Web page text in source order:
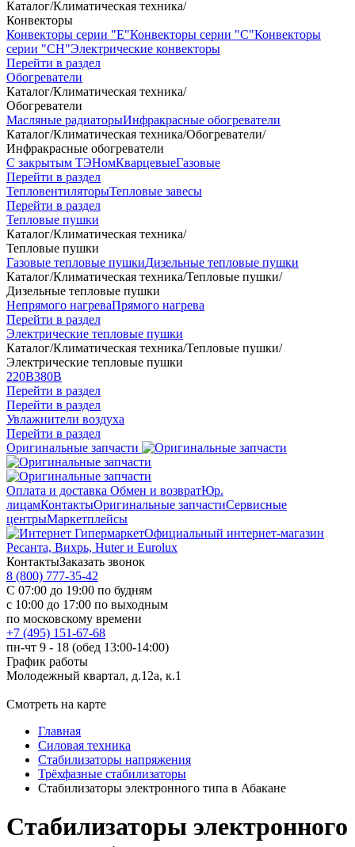
Каталог/Климатическая техника/
Конвекторы
Конвекторы серии "Е"Конвекторы серии "С"Конвекторы
серии "СН"Электрические конвекторы
Перейти в раздел
Обогреватели
Каталог/Климатическая техника/
Обогреватели
Масляные радиаторыИнфракрасные обогреватели
Каталог/Климатическая техника/Обогреватели/
Инфракрасные обогреватели
С закрытым ТЭНомКварцевыеГазовые
Перейти в раздел
ТепловентиляторыТепловые завесы
Перейти в раздел
Тепловые пушки
Каталог/Климатическая техника/
Тепловые пушки
Газовые тепловые пушкиДизельные тепловые пушки
Каталог/Климатическая техника/Тепловые пушки/
Дизельные тепловые пушки
Непрямого нагреваПрямого нагрева
Перейти в раздел
Электрические тепловые пушки
Каталог/Климатическая техника/Тепловые пушки/
Электрические тепловые пушки
220В380В
Перейти в раздел
Перейти в раздел
Увлажнители воздуха
Перейти в раздел
Оригинальные запчасти
Оплата и доставка Обмен и возвратЮр.
лицамКонтактыОригинальные запчастиСервисные
центрыМаркетплейсы
Официальный интернет-магазин
Ресанта, Вихрь, Huter и Eurolux
КонтактыЗаказать звонок
8 (800) 777-35-42
С 07:00 до 19:00 по будням
с 10:00 до 17:00 по выходным
по московскому времени
+7 (495) 151-67-68
пн-чт 9 - 18 (обед 13:00-14:00)
График работы
Молодежный квартал, д.12а, к.1
Смотреть на карте
Главная
Силовая техника
Стабилизаторы напряжения
Трёхфазные стабилизаторы
Стабилизаторы электронного типа в Абакане
Стабилизаторы электронного